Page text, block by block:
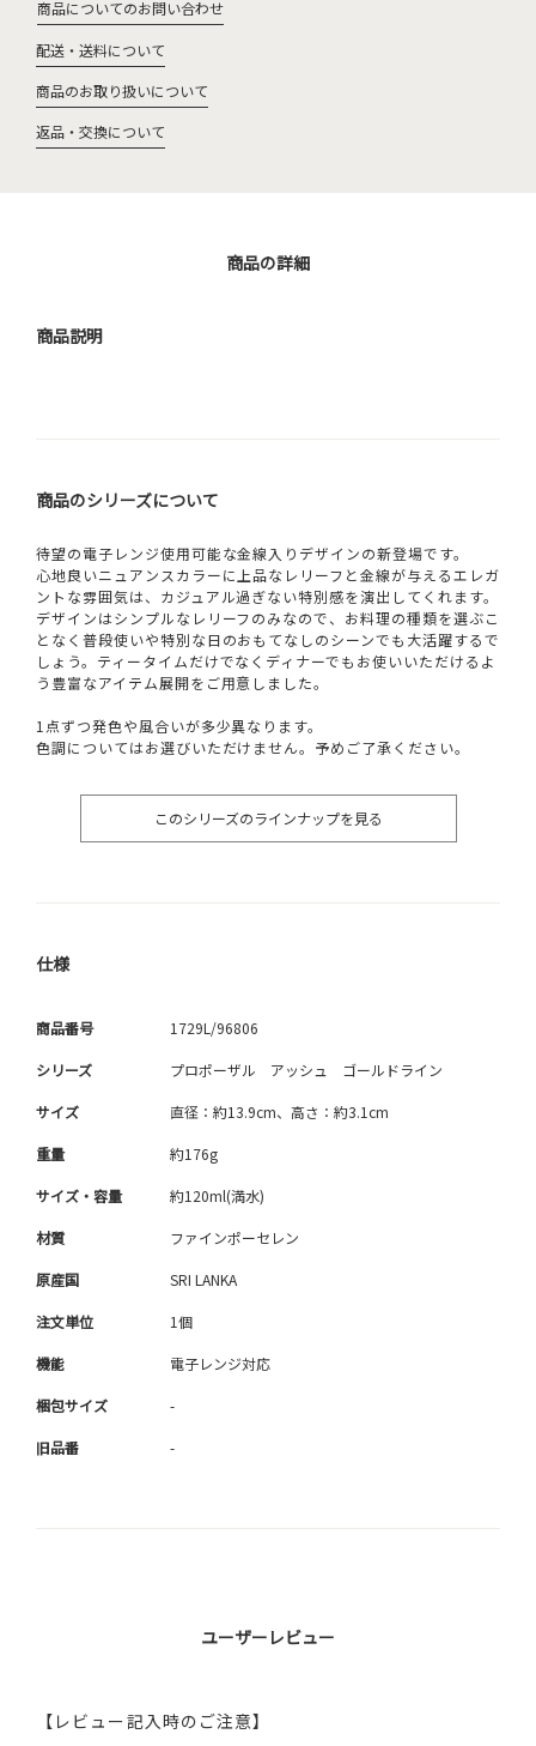
商品についてのお問い合わせ
配送・送料について
商品のお取り扱いについて
返品・交換について
商品の詳細
商品説明
商品のシリーズについて
待望の電子レンジ使用可能な金線入りデザインの新登場です。
心地良いニュアンスカラーに上品なレリーフと金線が与えるエレガ
ントな雰囲気は、カジュアル過ぎない特別感を演出してくれます。
デザインはシンプルなレリーフのみなので、お料理の種類を選ぶこ
となく普段使いや特別な日のおもてなしのシーンでも大活躍するで
しょう。ティータイムだけでなくディナーでもお使いいただけるよ
う豊富なアイテム展開をご用意しました。
1点ずつ発色や風合いが多少異なります。
色調についてはお選びいただけません。予めご了承ください。
このシリーズのラインナップを見る
仕様
商品番号 1729L/96806
シリーズ プロポーザル アッシュ ゴールドライン
サイズ 直径：約13.9cm、高さ：約3.1cm
重量 約176g
サイズ・容量 約120ml(満水)
材質 ファインポーセレン
原産国 SRI LANKA
注文単位 1個
機能 電子レンジ対応
梱包サイズ -
旧品番 -
ユーザーレビュー
【レビュー記入時のご注意】